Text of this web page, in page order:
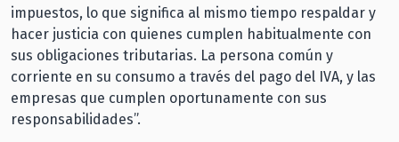
impuestos, lo que significa al mismo tiempo respaldar y
hacer justicia con quienes cumplen habitualmente con
sus obligaciones tributarias. La persona común y
corriente en su consumo a través del pago del IVA, y las
empresas que cumplen oportunamente con sus
responsabilidades”.